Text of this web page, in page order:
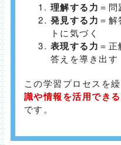
理解する力 ＝
発見する力 ＝
トに気づく
表現する力 ＝
答えを導き出す
この学習プロセスを
識や情報を活用でき
です。